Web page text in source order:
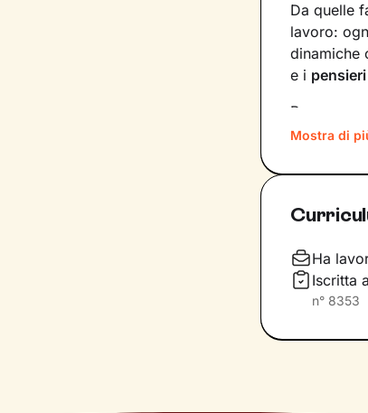
Da quelle
lavoro:
dinamiche
e i pensieri
Per
quali
già dentro
Il nostro
Non solo:
maniera
benessere
Mostra di
Ha
Iscritta
n° 8353